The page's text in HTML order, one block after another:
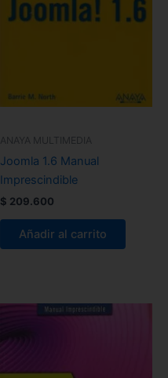
ANAYA MULTIMEDIA
Joomla 1.6 Manual
Imprescindible
$ 209.600
Añadir al carrito